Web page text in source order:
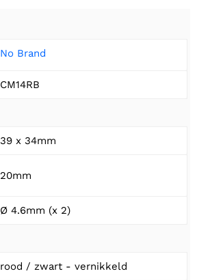
No Brand
CM14RB
39 x 34mm
20mm
Ø 4.6mm (x 2)
rood / zwart - vernikkeld